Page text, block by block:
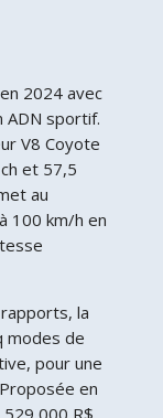
2024 avec
ADN sportif.
V8 Coyote
et 57,5
au
100 km/h en
la
modes de
pour une
en